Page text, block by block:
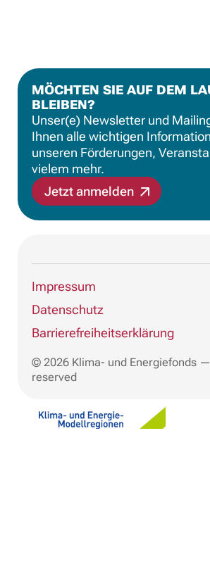
MÖCHTEN SIE AUF DEM
BLEIBEN?
Unser(e) Newsletter und
Ihnen alle wichtigen
unseren Förderungen,
vielem mehr.
Jetzt anmelden
Impressum
Datenschutz
Barrierefreiheitserklärung
© 2026 Klima- und Energiefonds
reserved